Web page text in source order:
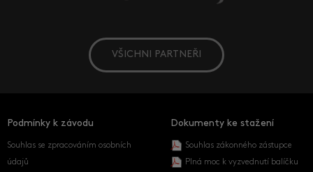
VŠICHNI PARTNEŘI
Podmínky k závodu
Souhlas se zpracováním osobních
údajů
Dokumenty ke stažení
Souhlas zákonného zástupce
Plná moc k vyzvednutí balíčku